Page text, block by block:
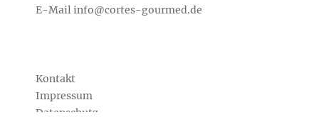
E-Mailinfo@cortes-gourmed.de
Kontakt
Impressum
Datenschutz